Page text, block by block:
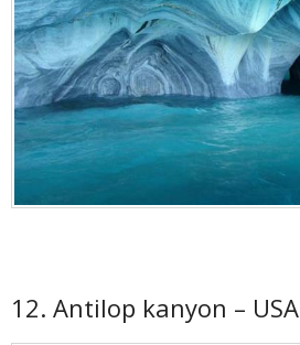
12. Antilop kanyon – USA